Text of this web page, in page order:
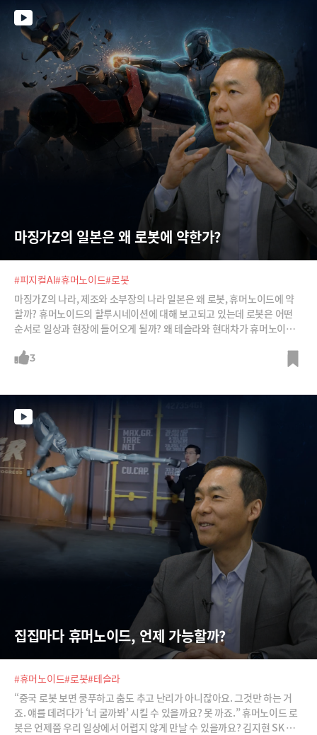
를 제대로 알아야 제대로 된 분석을 할 수 있다는 설명입니다. 이번 젠슨 황
방한의 최대 수혜 기업은 어디일까요? 직접 들어보시죠.
마징가Z의 일본은 왜 로봇에 약한가?
#피지컬AI#휴머노이드#로봇
마징가Z의 나라, 제조와 소부장의 나라 일본은 왜 로봇, 휴머노이드에 약
할까? 휴머노이드의 할루시네이션에 대해 보고되고 있는데 로봇은 어떤
순서로 일상과 현장에 들어오게 될까? 왜 테슬라와 현대차가 휴머노이드
mation)의 시대라고 하는데, 기업은 어떻게 RX를 준비해야 할까? 김지현
3
집집마다 휴머노이드, 언제 가능할까?
#휴머노이드#로봇#테슬라
“중국 로봇 보면 쿵푸하고 춤도 추고 난리가 아니잖아요. 그것만 하는 거
죠. 얘를 데려다가 ‘너 굴까봐’ 시킬 수 있을까요? 못 까죠.” 휴머노이드 로
봇은 언제쯤 우리 일상에서 어렵지 않게 만날 수 있을까요? 김지현 SK 부